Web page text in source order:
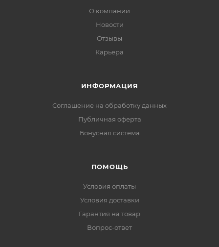
О компании
Новости
Отзывы
Карьера
ИНФОРМАЦИЯ
Соглашение на обработку данных
Публичная оферта
Бонусная система
ПОМОЩЬ
Условия оплаты
Условия доставки
Гарантия на товар
Вопрос-ответ